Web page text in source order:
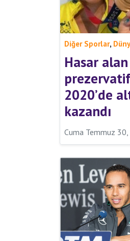
Diğer Sporlar,
Hasar
2020’de
kazandı
Cuma Temmuz